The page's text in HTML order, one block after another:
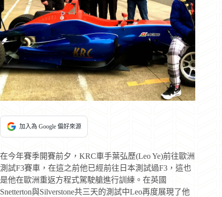
加入為 Google 偏好來源
在今年賽季開賽前夕，KRC車手葉弘歷(Leo Ye)前往歐洲
測試F3賽車，在這之前他已經前往日本測試過F3，這也
是他在歐洲重返方程式駕駛艙進行訓練。在英國
Snetterton與Silverstone共三天的測試中Leo再度展現了他